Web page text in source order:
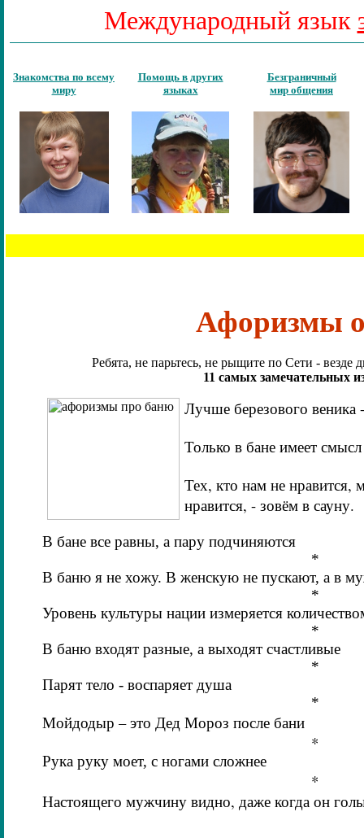
Международный язык
Знакомства по всему
миру
Помощь в других
языках
Безграничный
мир общения
Афоризмы
Ребята, не парьтесь, не рыщите по Сети -
11 самых замечательных
Лучше березового веника
Только в бане имеет
Тех, кто нам не
нравится, - зовём в сауну.
В бане все равны, а пару подчиняются
*
В баню я не хожу. В женскую не пускают, а в
*
Уровень культуры нации измеряется
*
В баню входят разные, а выходят счастливые
*
Парят тело - воспаряет душа
*
Мойдодыр – это Дед Мороз после бани
*
Рука руку моет, с ногами сложнее
*
Настоящего мужчину видно, даже когда он